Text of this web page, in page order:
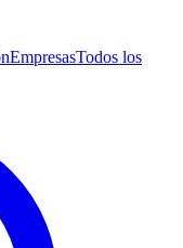
EmpresasTodos los